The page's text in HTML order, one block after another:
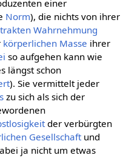
einer
Norm), die nichts von ihrer
Wahrnehmung
körperlichen Masse ihrer
so aufgehen kann wie
längst schon
). Sie vermittelt jeder
zu sich als sich der
der verbürgten
Gesellschaftund
ja nicht um etwas